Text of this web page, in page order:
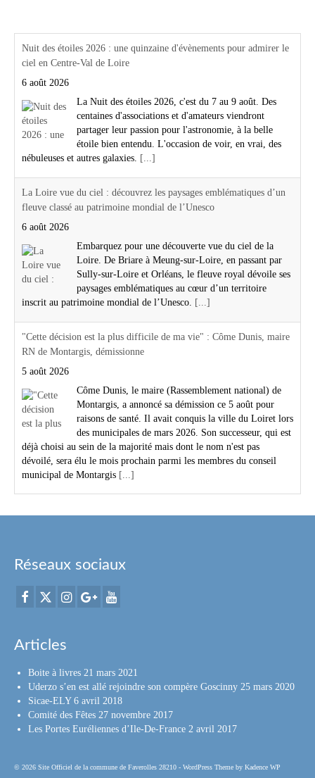
Nuit des étoiles 2026 : une quinzaine d'évènements pour admirer le
ciel en Centre-Val de Loire
6 août 2026
La Nuit des étoiles 2026, c'est du 7 au 9 août. Des
centaines d'associations et d'amateurs viendront
partager leur passion pour l'astronomie, à la belle
étoile bien entendu. L'occasion de voir, en vrai, des
nébuleuses et autres galaxies. [...]
La Loire vue du ciel : découvrez les paysages emblématiques d’un
fleuve classé au patrimoine mondial de l’Unesco
6 août 2026
Embarquez pour une découverte vue du ciel de la
Loire. De Briare à Meung-sur-Loire, en passant par
Sully-sur-Loire et Orléans, le fleuve royal dévoile ses
paysages emblématiques au cœur d’un territoire
inscrit au patrimoine mondial de l’Unesco. [...]
"Cette décision est la plus difficile de ma vie" : Côme Dunis, maire
RN de Montargis, démissionne
5 août 2026
Côme Dunis, le maire (Rassemblement national) de
Montargis, a annoncé sa démission ce 5 août pour
raisons de santé. Il avait conquis la ville du Loiret lors
des municipales de mars 2026. Son successeur, qui est
déjà choisi au sein de la majorité mais dont le nom n'est pas
dévoilé, sera élu le mois prochain parmi les membres du conseil
municipal de Montargis [...]
Réseaux sociaux
Articles
Boite à livres 21 mars 2021
Uderzo s’en est allé rejoindre son compère Goscinny 25 mars 2020
Sicae-ELY 6 avril 2018
Comité des Fêtes 27 novembre 2017
Les Portes Euréliennes d’Ile-De-France 2 avril 2017
© 2026 Site Officiel de la commune de Faverolles 28210 - WordPress Theme by Kadence WP